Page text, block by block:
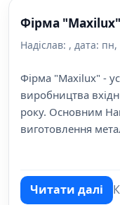
Фірма "Maxilux"
Надіслав: , дата: пн,
Фірма "Maxilux" -
виробництва
року. Основним
виготовлення
Читати далі
про